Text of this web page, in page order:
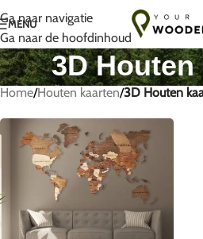
Ga naar navigatie
Ga naar de hoofdinhoud
Handgemaakt met liefde in Litouwen
MENU
3D
Home/Houten kaarten/3D Houten